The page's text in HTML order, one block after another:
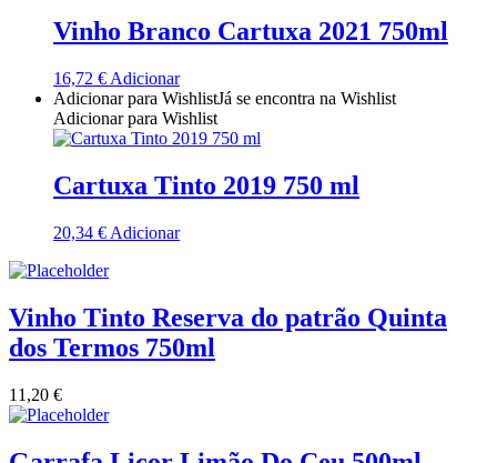
Quinta José Rodrigues - Humanitas
Rego Wines Beira interior
Sem categoria
Só Vinha
Tiago Cabaço Alentejo
Trois Setubal
Vinho Branco Cartuxa 2021 750ml
16,72 € Adicionar
Adicionar para WishlistJá se encontra na Wishlist
Adicionar para Wishlist
Cartuxa Tinto 2019 750 ml
20,34 € Adicionar
Vinho Tinto Reserva do patrão Quinta
dos Termos 750ml
11,20 €